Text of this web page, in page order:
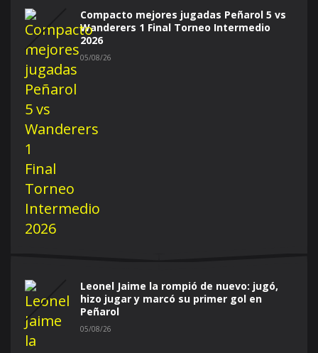
Compacto mejores jugadas Peñarol 5 vs
Wanderers 1 Final Torneo Intermedio
2026
05/08/26
Leonel Jaime la rompió de nuevo: jugó,
hizo jugar y marcó su primer gol en
Peñarol
05/08/26